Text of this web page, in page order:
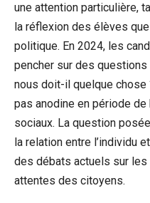
une attention particulière,
la réflexion des élèves
politique. En 2024, les
pencher sur des
nous doit-il quelque chose
pas anodine en période
sociaux. La question
la relation entre l’individu
des débats actuels sur
attentes des citoyens.